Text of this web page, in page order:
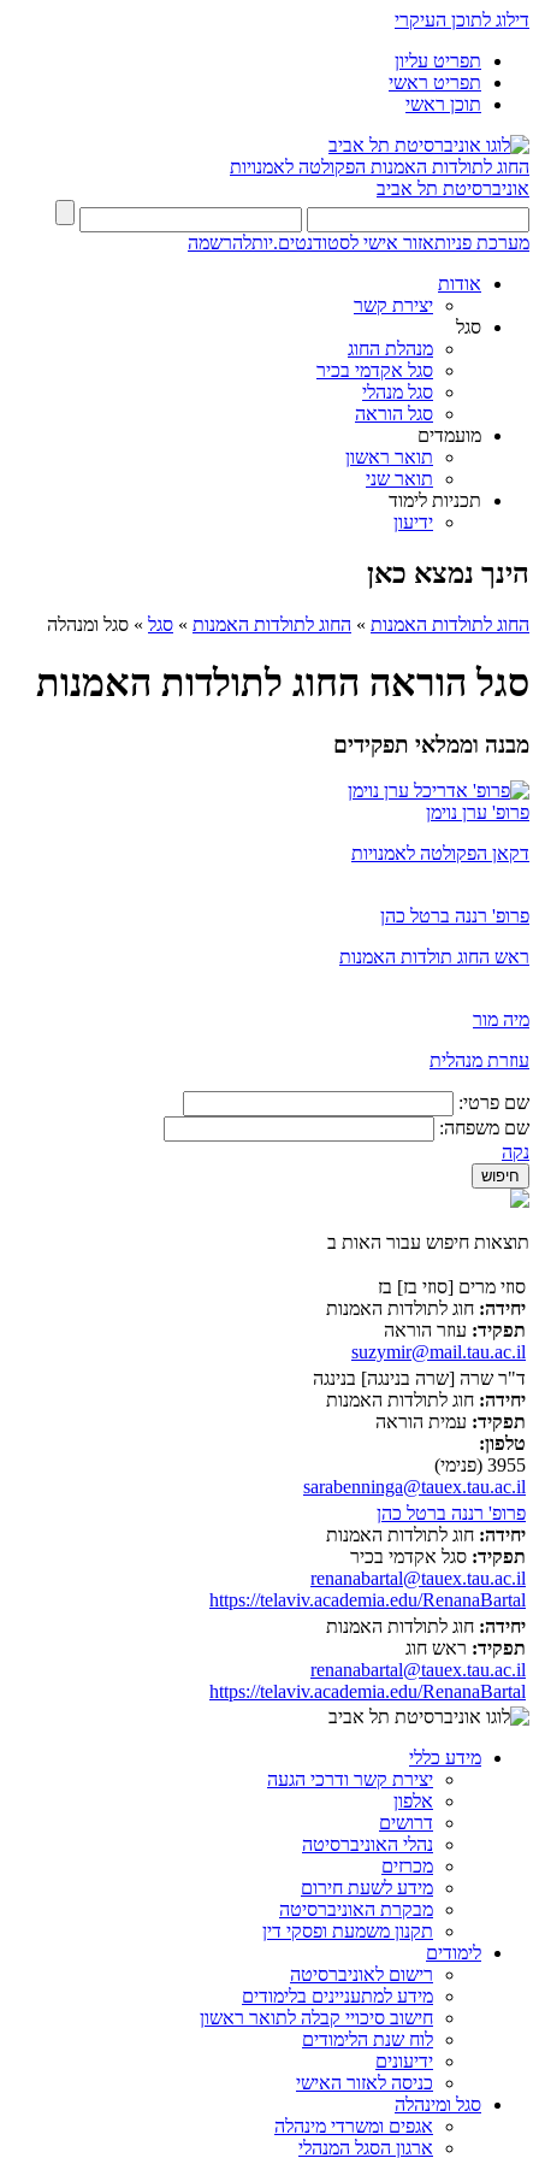
דילוג לתוכן העיקרי
תפריט עליון
תפריט ראשי
תוכן ראשי
החוג לתולדות האמנות הפקולטה לאמנויות
אוניברסיטת תל אביב
מערכת פניותאזור אישי לסטודנטים.יותלהרשמה
אודות
יצירת קשר
סגל
מנהלת החוג
סגל אקדמי בכיר
סגל מנהלי
סגל הוראה
מועמדים
תואר ראשון
תואר שני
תכניות לימוד
ידיעון
הינך נמצא כאן
החוג לתולדות האמנות » החוג לתולדות האמנות » סגל » סגל ומנהלה
סגל הוראה החוג לתולדות האמנות
מבנה וממלאי תפקידים
פרופ' ערן נוימן
דקאן הפקולטה לאמנויות
פרופ' רננה ברטל כהן
ראש החוג תולדות האמנות
מיה מור
​עוזרת מנהלית
שם פרטי:
שם משפחה:
נקה
תוצאות חיפוש עבור האות ב
סוזי מרים [סוזי בז] בז
יחידה: חוג לתולדות האמנות
תפקיד: עוזר הוראה
suzymir@mail.tau.ac.il
ד"ר שרה [שרה בנינגה] בנינגה
יחידה: חוג לתולדות האמנות
תפקיד: עמית הוראה
טלפון:
3955 (פנימי)
sarabenninga@tauex.tau.ac.il
פרופ' רננה ברטל כהן
יחידה: חוג לתולדות האמנות
תפקיד: סגל אקדמי בכיר
renanabartal@tauex.tau.ac.il
https://telaviv.academia.edu/RenanaBartal
יחידה: חוג לתולדות האמנות
תפקיד: ראש חוג
renanabartal@tauex.tau.ac.il
https://telaviv.academia.edu/RenanaBartal
מידע כללי
יצירת קשר ודרכי הגעה
אלפון
דרושים
נהלי האוניברסיטה
מכרזים
מידע לשעת חירום
מבקרת האוניברסיטה
תקנון משמעת ופסקי דין
לימודים
רישום לאוניברסיטה
מידע למתעניינים בלימודים
חישוב סיכויי קבלה לתואר ראשון
לוח שנת הלימודים
ידיעונים
כניסה לאזור האישי
סגל ומינהלה
אגפים ומשרדי מינהלה
ארגון הסגל המנהלי